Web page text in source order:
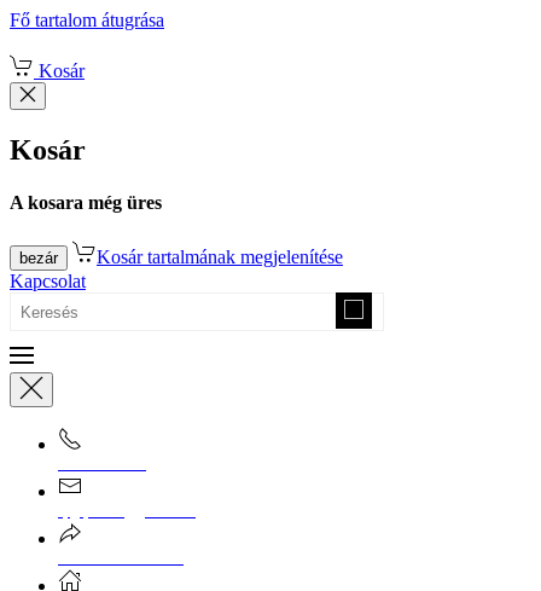
Fő tartalom átugrása
Kosár
Kosár
A kosara még üres
bezár
Kosár tartalmának megjelenítése
Kapcsolat